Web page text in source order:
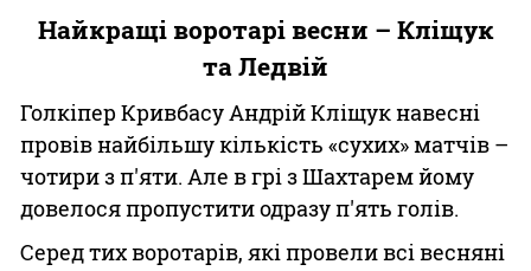
Найкращі воротарі весни – Кліщук
та Ледвій
Голкіпер Кривбасу Андрій Кліщук навесні
провів найбільшу кількість «сухих» матчів –
чотири з п'яти. Але в грі з Шахтарем йому
довелося пропустити одразу п'ять голів.
Серед тих воротарів, які провели всі весняні